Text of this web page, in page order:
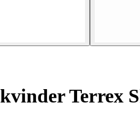
Terrex